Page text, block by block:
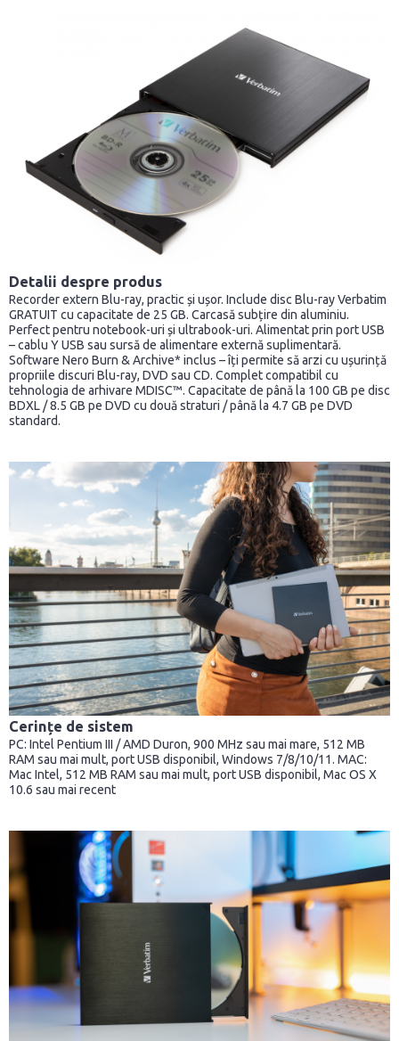
Detalii despre produs
Recorder extern Blu-ray, practic și ușor. Include disc Blu-ray Verbatim
GRATUIT cu capacitate de 25 GB. Carcasă subțire din aluminiu.
Perfect pentru notebook-uri și ultrabook-uri. Alimentat prin port USB
– cablu Y USB sau sursă de alimentare externă suplimentară.
Software Nero Burn & Archive* inclus – îți permite să arzi cu ușurință
propriile discuri Blu-ray, DVD sau CD. Complet compatibil cu
tehnologia de arhivare MDISC™. Capacitate de până la 100 GB pe disc
BDXL / 8.5 GB pe DVD cu două straturi / până la 4.7 GB pe DVD
standard.
Cerințe de sistem
PC: Intel Pentium III / AMD Duron, 900 MHz sau mai mare, 512 MB
RAM sau mai mult, port USB disponibil, Windows 7/8/10/11. MAC:
Mac Intel, 512 MB RAM sau mai mult, port USB disponibil, Mac OS X
10.6 sau mai recent